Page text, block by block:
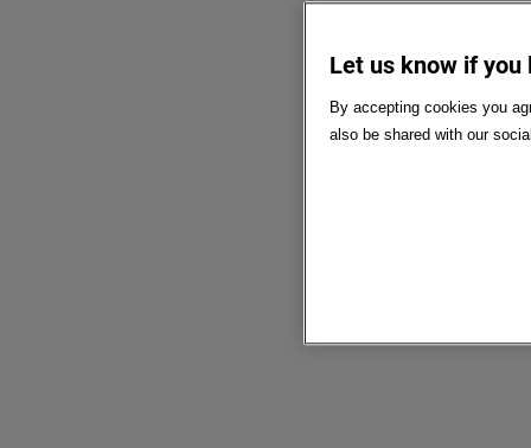
Let us know if you
By accepting cookies you
also be shared with our